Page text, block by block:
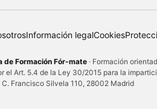
Información legalCookies
de Formación Fór-mate · Formación
el Art. 5.4 de la Ley 30/2015 para la
C. Francisco Silvela 110, 28002 Madrid